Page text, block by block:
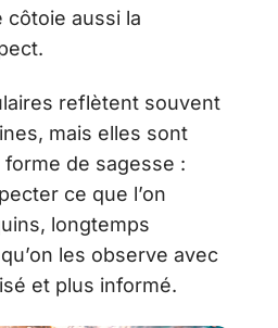
côtoie aussi la
reflètent souvent
mais elles sont
forme de sagesse :
ce que l’on
longtemps
les observe avec
et plus informé.